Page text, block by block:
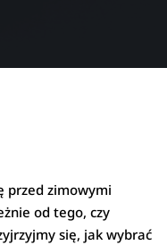
przed zimowymi
od tego, czy
się, jak wybrać